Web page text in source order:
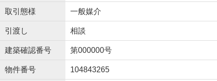
取引態様 一般媒介
引渡し 相談
建築確認番号 第000000号
物件番号 104843265